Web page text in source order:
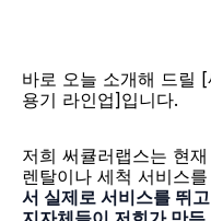
바로 오늘 소개해 드릴
용기 라인업]입니다.
저희 써큘러랩스는 현
렌탈이나 세척 서비스
서 실제로 서비스를 뛰